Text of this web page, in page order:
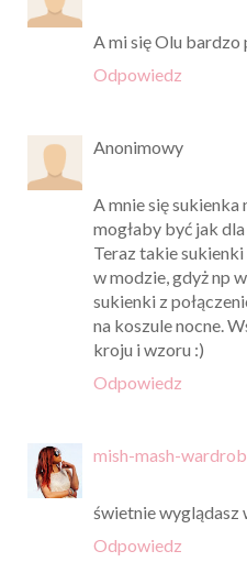
A mi się Olu bardzo
Odpowiedz
Anonimowy
A mnie się
mogłaby być jak
Teraz takie sukienki
w modzie, gdyż np
sukienki z
na koszule nocne.
kroju i wzoru :)
Odpowiedz
mish-mash-
świetnie wyglądasz
Odpowiedz